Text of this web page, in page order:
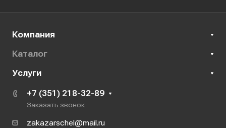
Компания
Каталог
Услуги
+7 (351) 218-32-89
Заказать звонок
zakazarschel@mail.ru